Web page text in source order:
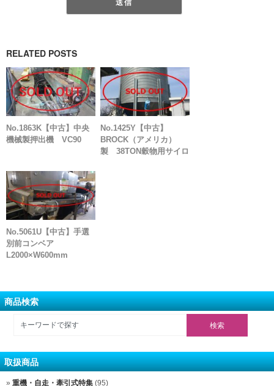
RELATED POSTS
No.1863K【中古】中央
機械製押出機 VC90
No.1425Y【中古】
BROCK（アメリカ）
製 38TON穀物用サイロ
No.5061U【中古】手選
別前コンベア
L2000×W600mm
商品検索
取扱商品
重機・自走・牽引式特集 (95)